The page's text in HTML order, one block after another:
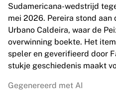
Arsenal WFC
Bekijk per land
Basketbal
Highlights
Charlotte Hornets
Chicago Bulls
Portland Trail Blazers
Sudamericana-wedstrijd
mei 2026. Pereira stond
Urbano Caldeira, waar de
overwinning boekte. Het
speler en geverifieerd door
stukje geschiedenis maakt
Gegenereerd met AI